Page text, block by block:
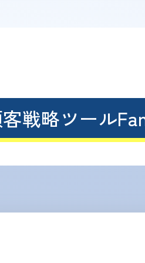
戦略ツール